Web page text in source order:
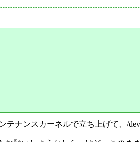
ナンスカーネルで立ち上げて、/